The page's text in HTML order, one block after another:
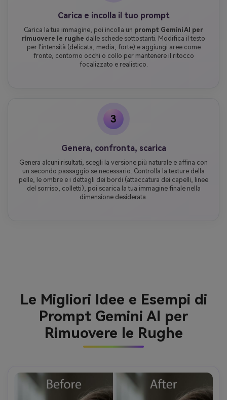
Carica e incolla il tuo prompt
Carica la tua immagine, poi incolla un prompt Gemini AI per
rimuovere le rughe dalle schede sottostanti. Modifica il testo
per l'intensità (delicata, media, forte) e aggiungi aree come
fronte, contorno occhi o collo per mantenere il ritocco
focalizzato e realistico.
3
Genera, confronta, scarica
Genera alcuni risultati, scegli la versione più naturale e affina con
un secondo passaggio se necessario. Controlla la texture della
pelle, le ombre e i dettagli dei bordi (attaccatura dei capelli, linee
del sorriso, colletti), poi scarica la tua immagine finale nella
dimensione desiderata.
Le Migliori Idee e Esempi di
Prompt Gemini AI per
Rimuovere le Rughe